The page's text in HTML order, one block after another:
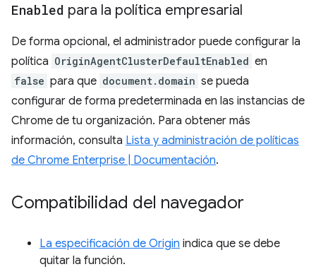
Enabled para la política empresarial
De forma opcional, el administrador puede configurar la
política OriginAgentClusterDefaultEnabled en
false para que document.domain se pueda
configurar de forma predeterminada en las instancias de
Chrome de tu organización. Para obtener más
información, consulta Lista y administración de políticas
de Chrome Enterprise | Documentación.
Compatibilidad del navegador
La especificación de Origin indica que se debe
quitar la función.